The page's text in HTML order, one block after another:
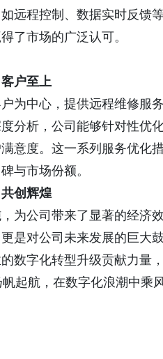
远程控制、数据实时反馈
了市场的广泛认可。
户至上
为中心，提供远程维修服
分析，公司能够针对性优
意度。这一系列服务优化
与市场份额。
创辉煌
为公司带来了显著的经济
是对公司未来发展的巨大
数字化转型升级贡献力量
起航，在数字化浪潮中乘